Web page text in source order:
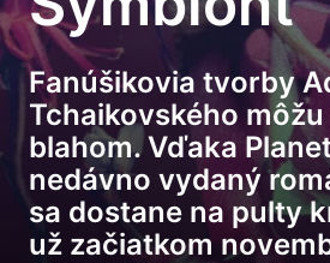
Fanúšikovia tvorby
Tchaikovského
blahom. Vďaka
nedávno vydaný
sa dostane na pulty
už začiatkom